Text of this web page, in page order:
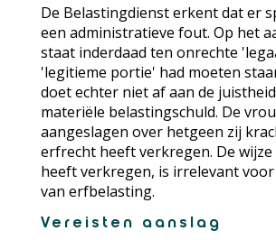
De Belastingdienst erkent dat er
een administratieve fout. Op het
staat inderdaad ten onrechte
'legitieme portie' had moeten
doet echter niet af aan de
materiële belastingschuld. De
aangeslagen over hetgeen zij
erfrecht heeft verkregen. De
heeft verkregen, is irrelevant
van erfbelasting.
Vereisten aanslag